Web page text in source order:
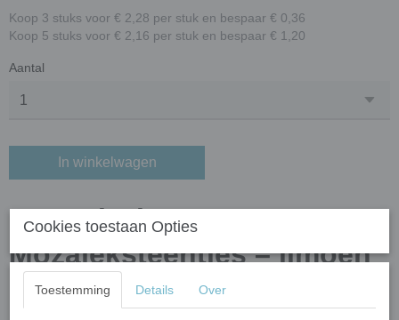
Koop 3 stuks voor € 2,28 per stuk en bespaar € 0,36
Koop 5 stuks voor € 2,16 per stuk en bespaar € 1,20
Aantal
In winkelwagen
Crystal Glas
Mozaïeksteentjes – limoen
groen
Cookies toestaan Opties
Toestemming Details Over